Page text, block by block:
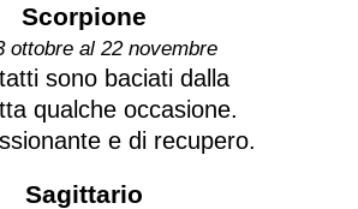
Scorpione
ottobre al 22 novembre
sono baciati dalla
qualche occasione.
e di recupero.
Sagittario